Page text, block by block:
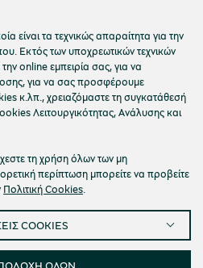
είναι τα τεχνικώς απαραίτητα για την
Εκτός των υποχρεωτικών τεχνικών
online εμπειρία σας, για να
για να σας προσφέρουμε
κ.λπ., χρειαζόμαστε τη συγκατάθεσή
Λειτουργικότητας, Ανάλυσης και
τη χρήση όλων των μη
περίπτωση μπορείτε να προβείτε
Πολιτική Cookies.
COOKIES